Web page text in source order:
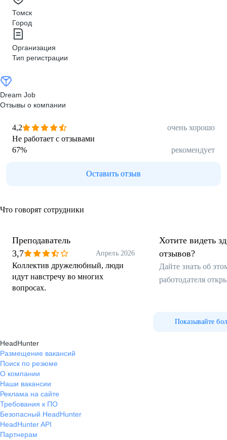
Томск
Город
Организация
Тип регистрации
Dream Job
Отзывы о компании
4,2
очень хорошо
Не работает с отзывами
67% рекомендует
Оставить отзыв
Что говорят сотрудники
Преподаватель
3,7
Апрель 2026
Коллектив дружелюбный, люди
идут навстречу во многих
вопросах.
Хотите видеть
отзывов?
Дайте знать об
работодателя
Показывайте
HeadHunter
Размещение вакансий
Поиск по резюме
О компании
Наши вакансии
Реклама на сайте
Требования к ПО
Безопасный HeadHunter
HeadHunter API
Партнерам